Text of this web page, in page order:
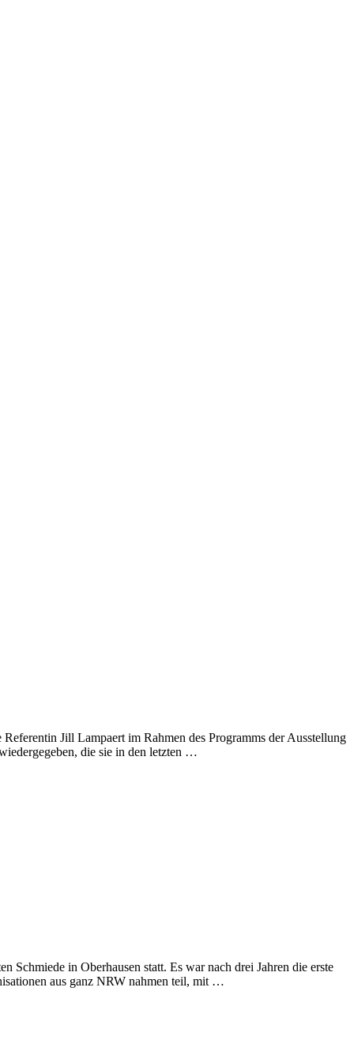
Jill Lampaert im Rahmen des Programms der Ausstellung
die sie in den letzten …
in Oberhausen statt. Es war nach drei Jahren die erste
aus ganz NRW nahmen teil, mit …